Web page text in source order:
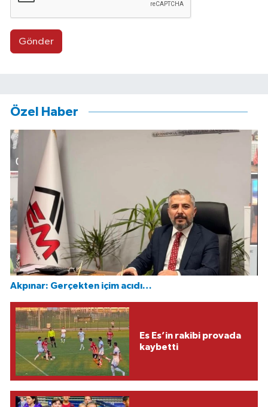
Gönder
Özel Haber
Akpınar: Gerçekten içim acıdı…
Es Es’in rakibi provada
kaybetti